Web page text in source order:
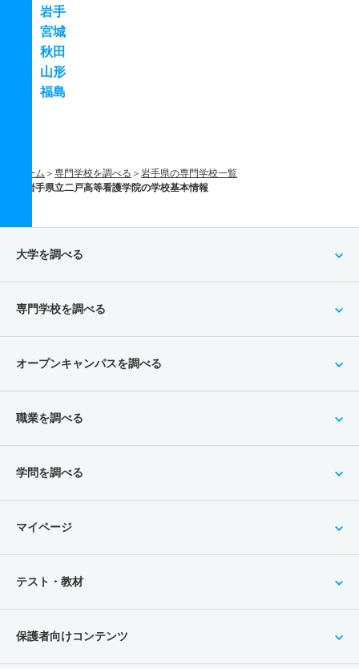
岩手
宮城
秋田
山形
福島
ホーム 専門学校を調べる
岩手県の専門学校一覧
岩手県立二戸高等看護学院の学校基本情報
大学を調べる
専門学校を調べる
オープンキャンパスを調べる
職業を調べる
学問を調べる
マイページ
テスト・教材
保護者向けコンテンツ